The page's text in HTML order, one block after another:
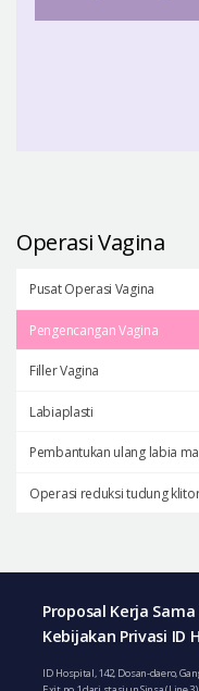
Operasi Vagina
Pusat Operasi Vagina
Pengencangan Vagina
Filler Vagina
Labiaplasti
Pembantukan ulang labia
Operasi reduksi tudung
Proposal Kerja Sama
Kebijakan Privasi ID
ID Hospital, 142, Dosan-daero,